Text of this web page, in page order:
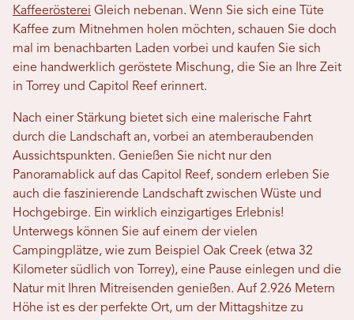
Kaffeerösterei Gleich nebenan. Wenn Sie sich eine Tüte
Kaffee zum Mitnehmen holen möchten, schauen Sie doch
mal im benachbarten Laden vorbei und kaufen Sie sich
eine handwerklich geröstete Mischung, die Sie an Ihre Zeit
in Torrey und Capitol Reef erinnert.
Nach einer Stärkung bietet sich eine malerische Fahrt
durch die Landschaft an, vorbei an atemberaubenden
Aussichtspunkten. Genießen Sie nicht nur den
Panoramablick auf das Capitol Reef, sondern erleben Sie
auch die faszinierende Landschaft zwischen Wüste und
Hochgebirge. Ein wirklich einzigartiges Erlebnis!
Unterwegs können Sie auf einem der vielen
Campingplätze, wie zum Beispiel Oak Creek (etwa 32
Kilometer südlich von Torrey), eine Pause einlegen und die
Natur mit Ihren Mitreisenden genießen. Auf 2.926 Metern
Höhe ist es der perfekte Ort, um der Mittagshitze zu